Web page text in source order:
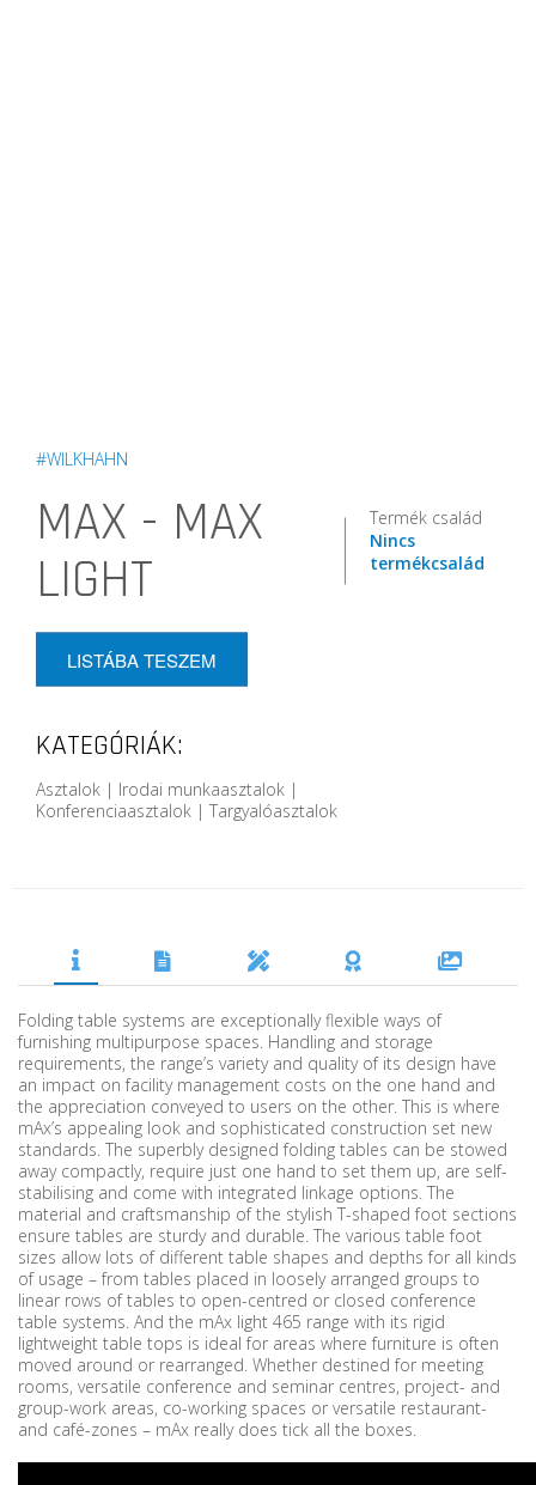
#WILKHAHN
MAX - MAX
LIGHT
Termék család
Nincs
termékcsalád
LISTÁBA TESZEM
KATEGÓRIÁK:
Asztalok | Irodai munkaasztalok |
Konferenciaasztalok | Targyalóasztalok
Folding table systems are exceptionally flexible ways of
furnishing multipurpose spaces. Handling and storage
requirements, the range’s variety and quality of its design have
an impact on facility management costs on the one hand and
the appreciation conveyed to users on the other. This is where
mAx’s appealing look and sophisticated construction set new
standards. The superbly designed folding tables can be stowed
away compactly, require just one hand to set them up, are self-
stabilising and come with integrated linkage options. The
material and craftsmanship of the stylish T-shaped foot sections
ensure tables are sturdy and durable. The various table foot
sizes allow lots of different table shapes and depths for all kinds
of usage – from tables placed in loosely arranged groups to
linear rows of tables to open-centred or closed conference
table systems. And the mAx light 465 range with its rigid
lightweight table tops is ideal for areas where furniture is often
moved around or rearranged. Whether destined for meeting
rooms, versatile conference and seminar centres, project- and
group-work areas, co-working spaces or versatile restaurant-
and café-zones – mAx really does tick all the boxes.